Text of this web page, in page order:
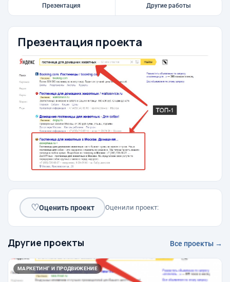
Презентация Другие работы
Презентация проекта
♡Оценить проект Оценили проект:
Другие проекты Все проекты →
МАРКЕТИНГ И ПРОДВИЖЕНИЕ